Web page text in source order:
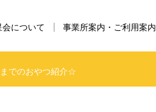
会について 事業所案内・ご利用案内
でのおやつ紹介☆